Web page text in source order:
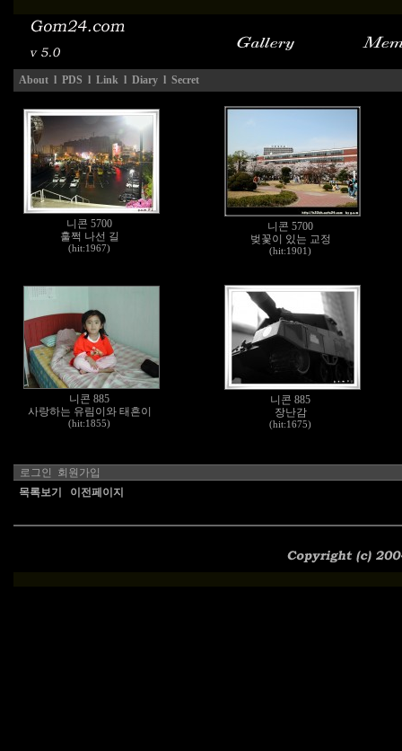
About l PDS l Link l Diary l Secret
니콘 5700
훌쩍 나선 길
(hit:1967)
니콘 5700
벚꽃이 있는 교정
(hit:1901)
니콘 885
사랑하는 유림이와 태흔이
(hit:1855)
니콘 885
장난감
(hit:1675)
로그인
회원가입
목록보기
이전페이지